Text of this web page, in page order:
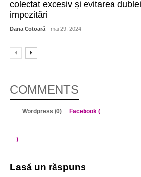
colectat excesiv și evitarea dublei
impozitări
Dana Cotoară - mai 29, 2024
COMMENTS
Wordpress (0) Facebook (
)
Lasă un răspuns